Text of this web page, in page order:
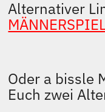
My friends